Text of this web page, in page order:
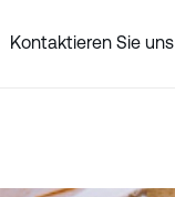
Kontaktieren Sie uns